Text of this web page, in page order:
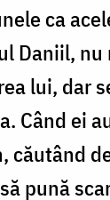
ca
Daniil, nu
lui, dar
Când ei
căutând
pună